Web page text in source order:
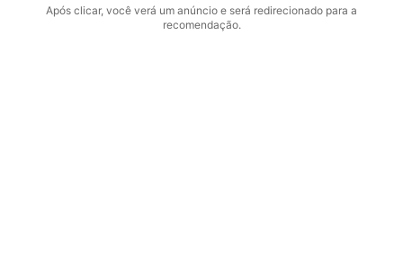
Após clicar, você verá um anúncio e será redirecionado para a
recomendação.